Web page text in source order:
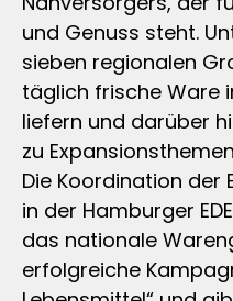
und Genuss steht.
sieben regionalen
täglich frische Ware
liefern und darüber
zu
Die Koordination der
in der Hamburger
das nationale
erfolgreiche